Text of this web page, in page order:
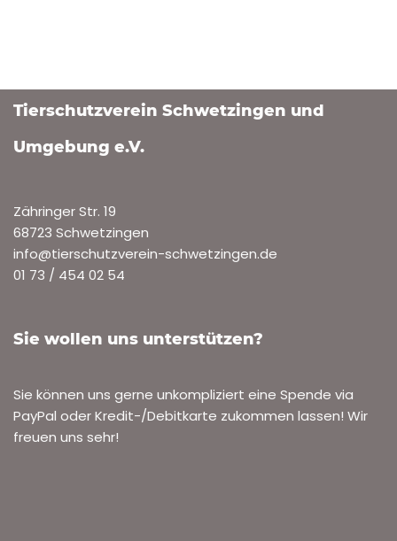
Potato sucht dringend ein neues Zuhause
VONROLF HENN
17. JUNI 2025
ARCHIV-DRINGENDE FÄLLE
Zuhause gesucht, denn sein ehemaliges Frauchen